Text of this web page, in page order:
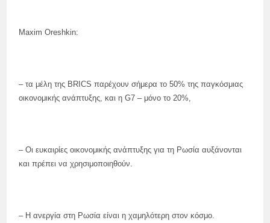
Maxim Oreshkin:
– τα μέλη της BRICS παρέχουν σήμερα το 50% της παγκόσμιας
οικονομικής ανάπτυξης, και η G7 – μόνο το 20%,
– Οι ευκαιρίες οικονομικής ανάπτυξης για τη Ρωσία αυξάνονται
και πρέπει να χρησιμοποιηθούν.
– Η ανεργία στη Ρωσία είναι η χαμηλότερη στον κόσμο.